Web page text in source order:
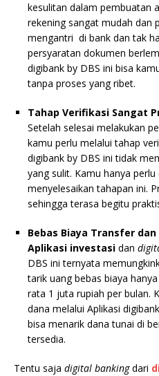
kesulitan dalam pembuatan
rekening sangat mudah dan
mengantri di bank dan tak
persyaratan dokumen
digibank by DBS ini bisa
tanpa proses yang ribet.
Tahap Verifikasi Sangat
Setelah selesai melakukan
kamu perlu melalui tahap
digibank by DBS ini tidak
yang sulit. Kamu hanya
menyelesaikan tahapan ini.
sehingga terasa begitu
Bebas Biaya Transfer
Aplikasi investasi dan
DBS ini ternyata
tarik uang bebas biaya
rata 1 juta rupiah per bulan.
dana melalui Aplikasi
bisa menarik dana tunai di
tersedia.
Tentu saja digital bankingdari